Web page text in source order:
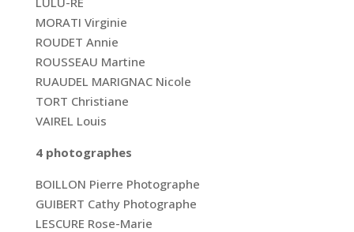
MORATI Virginie
ROUDET Annie
ROUSSEAU Martine
RUAUDEL MARIGNAC Nicole
TORT Christiane
VAIREL Louis
4 photographes
BOILLON Pierre Photographe
GUIBERT Cathy Photographe
LESCURE Rose-Marie